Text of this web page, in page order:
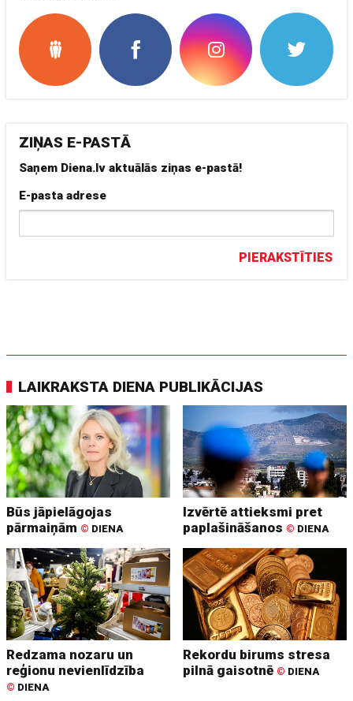
ZIŅAS E-PASTĀ
Saņem Diena.lv aktuālās ziņas e-pastā!
E-pasta adrese
PIERAKSTĪTIES
LAIKRAKSTA DIENA PUBLIKĀCIJAS
Būs jāpielāgojas
pārmaiņām © DIENA
Izvērtē attieksmi pret
paplašināšanos © DIENA
Redzama nozaru un
reģionu nevienlīdzība
© DIENA
Rekordu birums stresa
pilnā gaisotnē © DIENA